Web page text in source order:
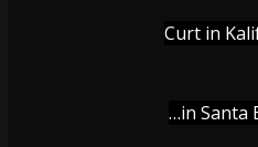
Curt in
…in Santa